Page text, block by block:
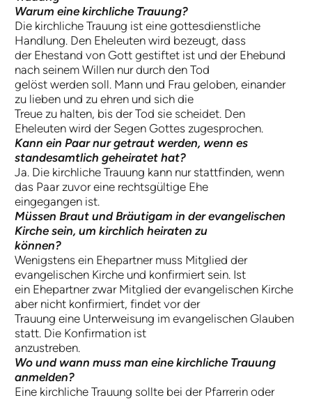
Warum eine kirchliche Trauung?
Die kirchliche Trauung ist eine gottesdienstliche
Handlung. Den Eheleuten wird bezeugt, dass
der Ehestand von Gott gestiftet ist und der Ehebund
nach seinem Willen nur durch den Tod
gelöst werden soll. Mann und Frau geloben, einander
zu lieben und zu ehren und sich die
Treue zu halten, bis der Tod sie scheidet. Den
Eheleuten wird der Segen Gottes zugesprochen.
Kann ein Paar nur getraut werden, wenn es
standesamtlich geheiratet hat?
Ja. Die kirchliche Trauung kann nur stattfinden, wenn
das Paar zuvor eine rechtsgültige Ehe
eingegangen ist.
Müssen Braut und Bräutigam in der evangelischen
Kirche sein, um kirchlich heiraten zu
können?
Wenigstens ein Ehepartner muss Mitglied der
evangelischen Kirche und konfirmiert sein. Ist
ein Ehepartner zwar Mitglied der evangelischen Kirche
aber nicht konfirmiert, findet vor der
Trauung eine Unterweisung im evangelischen Glauben
statt. Die Konfirmation ist
anzustreben.
Wo und wann muss man eine kirchliche Trauung
anmelden?
Eine kirchliche Trauung sollte bei der Pfarrerin oder